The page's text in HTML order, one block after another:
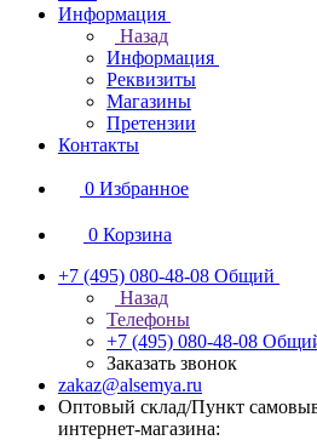
Информация
Назад
Информация
Реквизиты
Магазины
Претензии
Контакты
0 Избранное
0 Корзина
+7 (495) 080-48-08 Общий
Назад
Телефоны
+7 (495) 080-48-08
Заказать звонок
zakaz@alsemya.ru
Оптовый склад/Пункт
интернет-магазина: